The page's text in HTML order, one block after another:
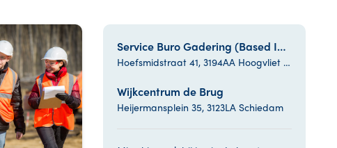
Service Buro Gadering (Based Inn)
Hoefsmidstraat 41, 3194AA Hoogvliet Rotterdam
Wijkcentrum de Brug
Heijermansplein 35, 3123LA Schiedam